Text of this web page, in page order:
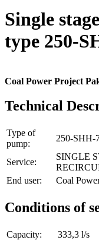
Single
type 250-
Coal Power Project
Technical
Type of
pump:
250-SHH-
Service:
SINGLE
End user:
Coal
Conditions of
Capacity:
333,3 l/s